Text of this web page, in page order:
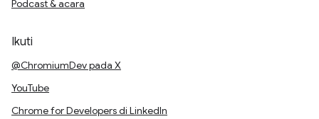
Podcast & acara
Ikuti
@ChromiumDev pada X
YouTube
Chrome for Developers di LinkedIn